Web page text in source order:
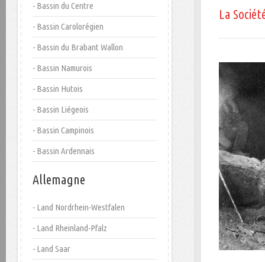
- Bassin du Centre
- Bassin Carolorégien
- Bassin du Brabant Wallon
- Bassin Namurois
- Bassin Hutois
- Bassin Liégeois
- Bassin Campinois
- Bassin Ardennais
Allemagne
- Land Nordrhein-Westfalen
- Land Rheinland-Pfalz
- Land Saar
La